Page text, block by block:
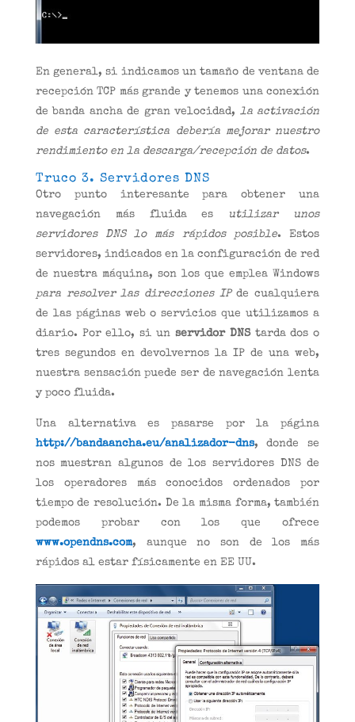
En general, si indicamos un tamaño de ventana de
recepción TCP más grande y tenemos una conexión
de banda ancha de gran velocidad, la activación
de esta característica debería mejorar nuestro
rendimiento en la descarga/recepción de datos.
Truco 3. Servidores DNS
Otro punto interesante para obtener una
navegación más fluida es
utilizar unos
servidores DNS lo más rápidos posible. Estos
servidores, indicados en la configuración de red
de nuestra máquina, son los que emplea Windows
para resolver las direcciones IPde cualquiera
de las páginas web o servicios que utilizamos a
diario. Por ello, si un servidor DNStarda dos o
tres segundos en devolvernos la IP de una web,
nuestra sensación puede ser de navegación lenta
y poco fluida.
Una alternativa es pasarse por la página
http://bandaancha.eu/analizador-dns, donde se
nos muestran algunos de los servidores DNS de
los operadores más conocidos ordenados por
tiempo de resolución. De la misma forma, también
podemos probar con los que ofrece
www.opendns.com, aunque no son de los más
rápidos al estar físicamente en EE UU.